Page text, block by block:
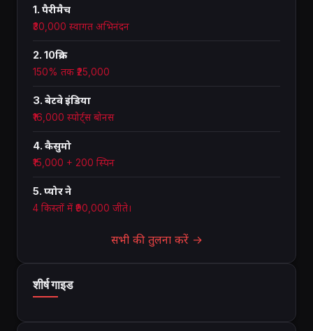
1. पैरीमैच
₹30,000 स्वागत अभिनंदन
2. 10क्रिक
150% तक ₹25,000
3. बेटवे इंडिया
₹16,000 स्पोर्ट्स बोनस
4. कैसुमो
₹15,000 + 200 स्पिन
5. प्योर ने
4 किस्तों में ₹90,000 जीते।
सभी की तुलना करें →
शीर्ष गाइड